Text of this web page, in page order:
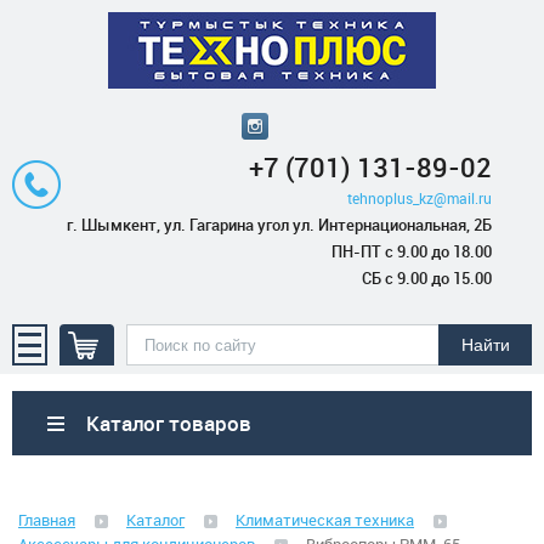
+7 (701) 131-89-02
tehnoplus_kz@mail.ru
г. Шымкент, ул. Гагарина угол ул. Интернациональная, 2Б
ПН-ПТ с 9.00 до 18.00
СБ с 9.00 до 15.00
Каталог товаров
Главная Каталог
Климатическая техника